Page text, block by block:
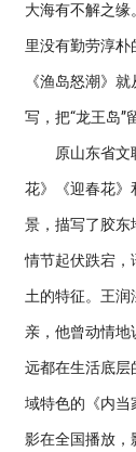
大海有不解之缘
里没有勤劳淳朴
《渔岛怒潮》
写，把“龙王岛”
原山东省文联
花》《迎春花》
景，描写了胶东
情节起伏跌宕，
土的特征。王
亲，他曾动情地
远都在生活底层
域特色的《内当
影在全国播放，